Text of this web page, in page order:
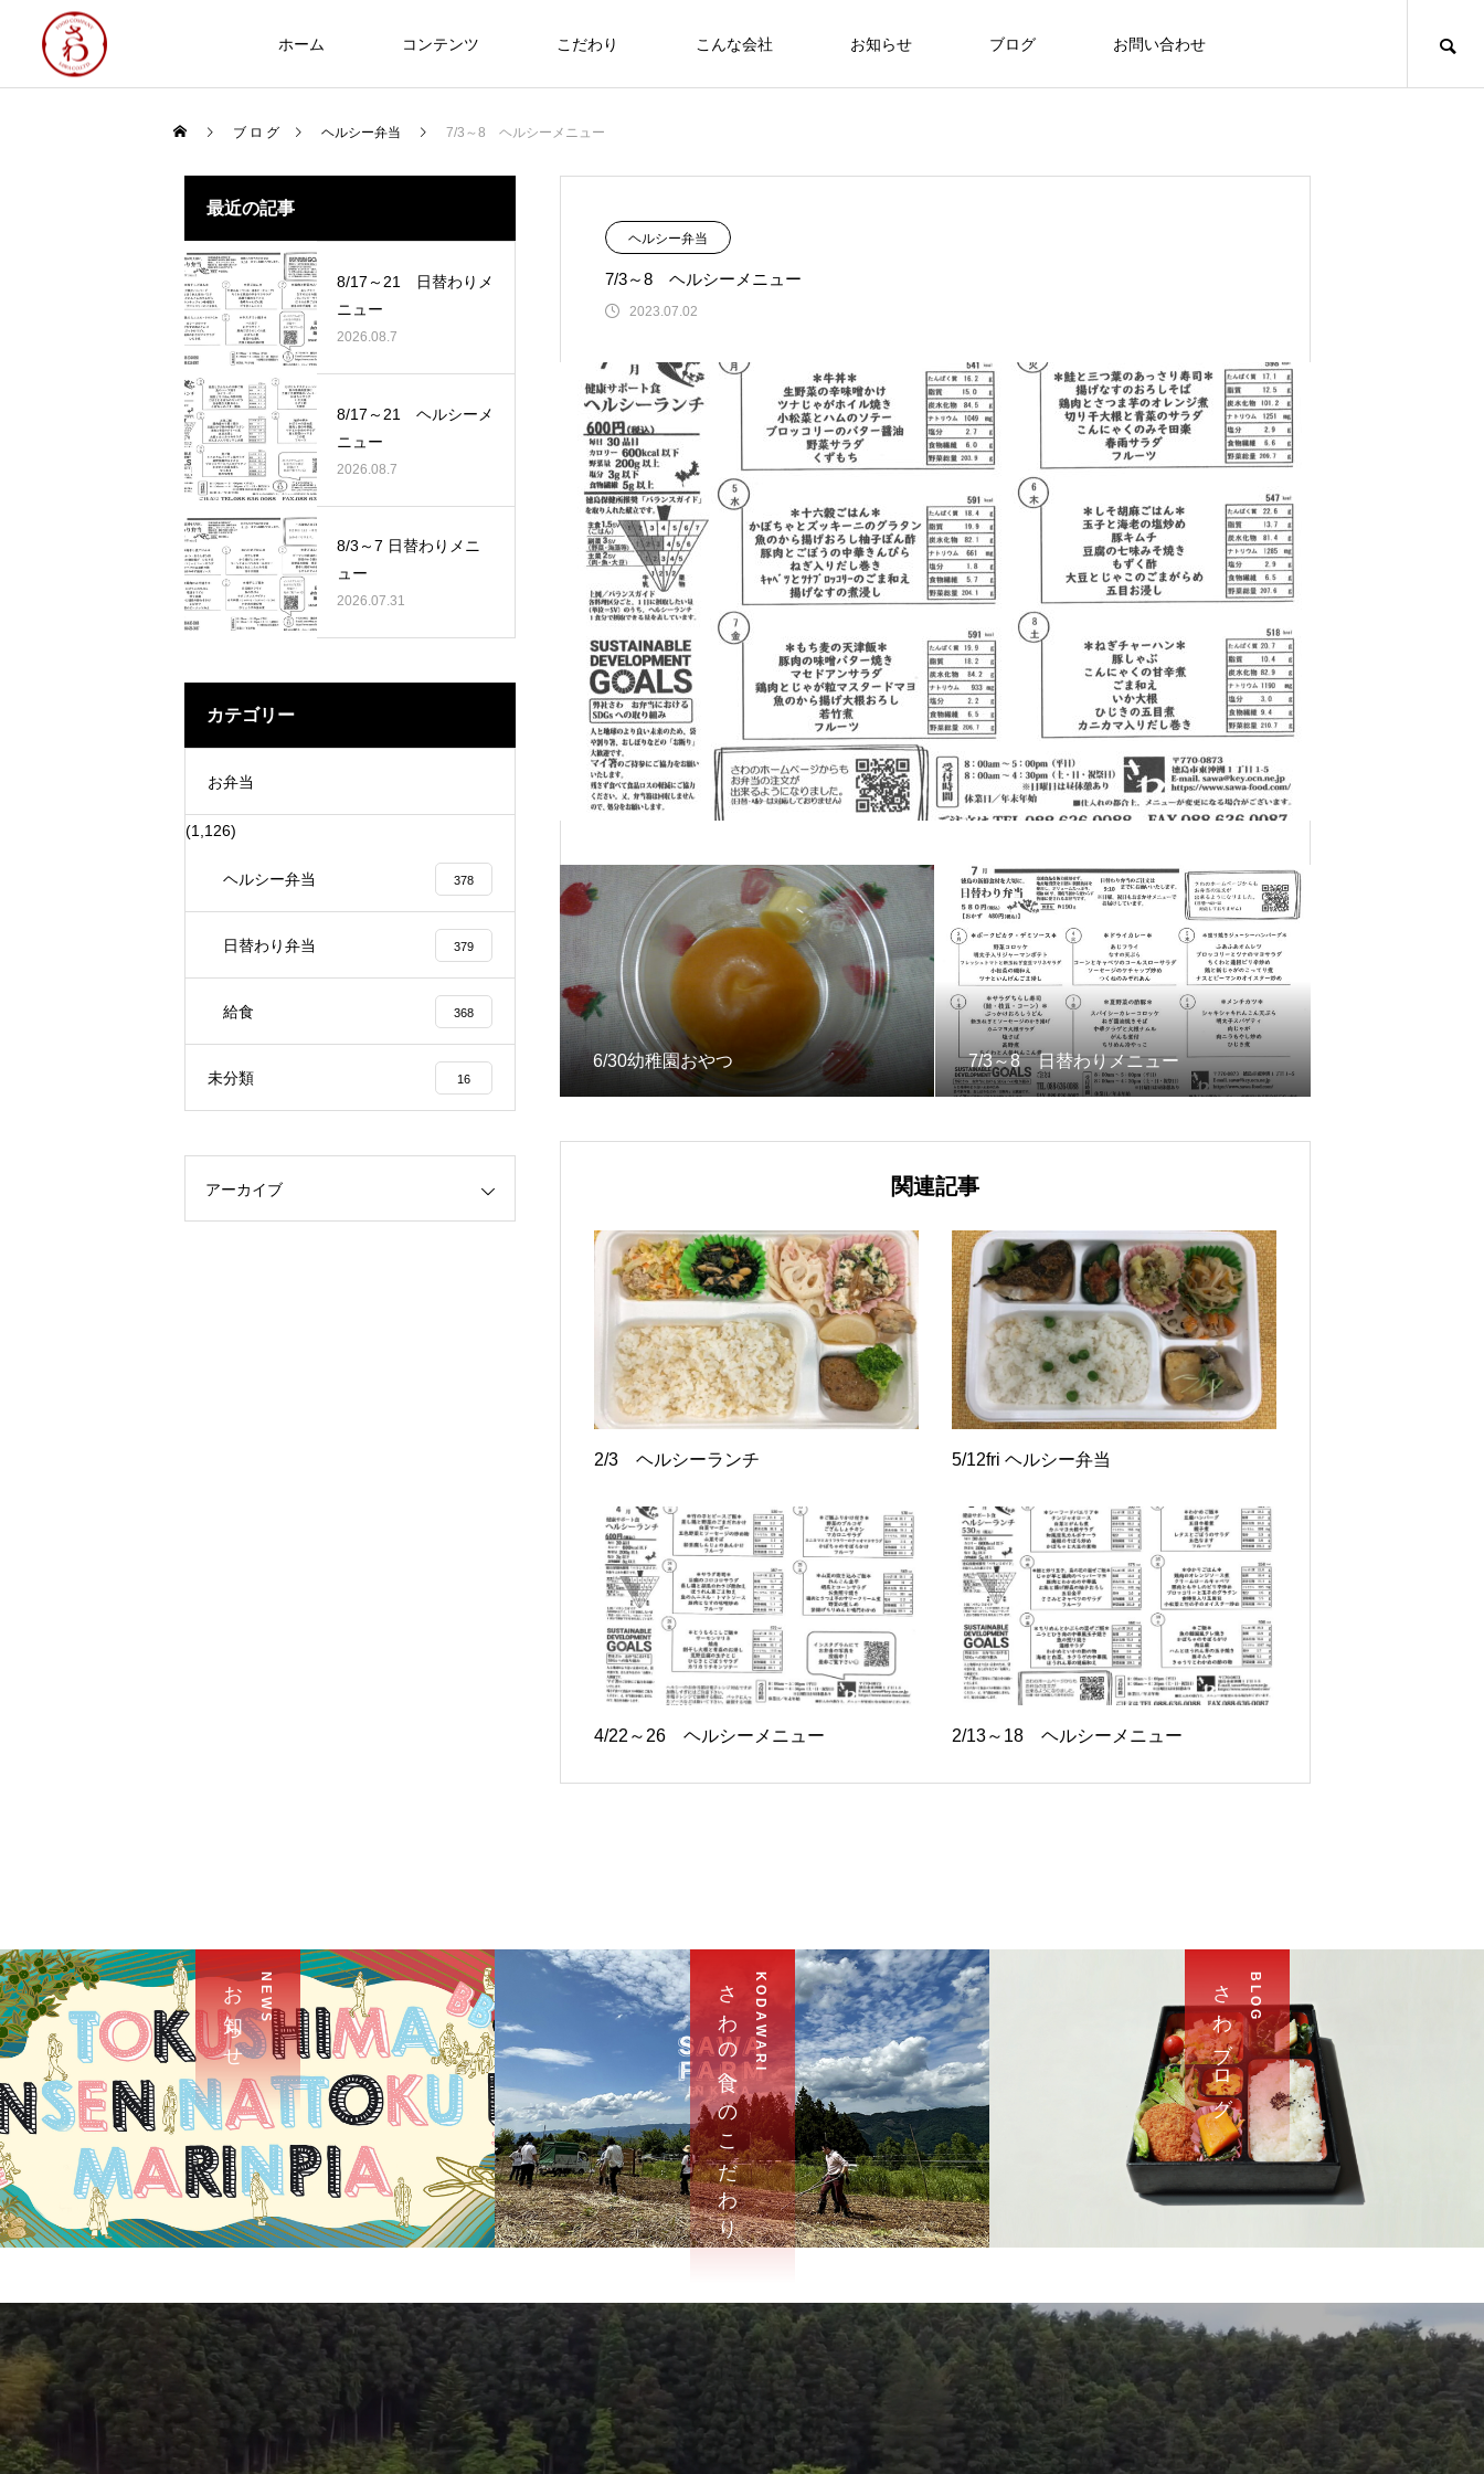
ホーム コンテンツ こだわり こんな会社 お知らせ ブログ お問い合わせ
Thoughts on
food
5月5日に家賀で藍の定植に 行って来ました。
2025年 食品衛生優良施設 厚生労働大臣賞受
賞 表彰を賜りました。
道の駅いたの 「いたの88サロン」
さわおせち2026
食への知識
6月22日（日）🇹🇭🇻🇳アジアンフェア
🇹🇼🇰🇷開催
食への知識
外国人社員の親睦会
NEW
8/17～21 日替わりメニュー
2026.08.07
NEW
8/17～21 ヘルシーメニュー
2026.08.07
8/3～7 ヘルシーメニュー
2026.07.31
ブ ロ グ ヘルシー弁当 7/3～8 ヘルシーメニュー
ヘルシー弁当
7/3～8 ヘルシーメニュー
2023.07.02
6/30幼稚園おやつ 7/3～8 日替わりメニュー
関連記事
2/3 ヘルシーランチ 5/12fri ヘルシー弁当
4/22～26 ヘルシーメニュー 2/13～18 ヘルシーメニュー
最近の記事
8/17～21 日替わりメ
ニュー
2026.08.7
8/17～21 ヘルシーメ
ニュー
2026.08.7
8/3～7 日替わりメニ
ュー
2026.07.31
カテゴリー
お弁当
(1,126)
ヘルシー弁当 378
日替わり弁当 379
給食 368
未分類 16
アーカイブ
N E W S
お 知 ら せ K O D A W A R I
さ わ の 食 へ の こ だ わ り B L O G
さ わ ブ ロ グ